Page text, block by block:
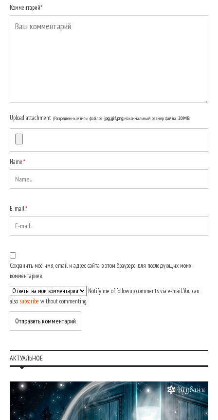
Комментарий*
Upload attachment (Разрешенные типы файлов:jpg, gif, png, максимальный размер файла:20MB.
Name:*
E-mail:*
Сохранить моё имя, email и адрес сайта в этом браузере для последующих моих
комментариев.
Notify me of followup comments via e-mail. You can
also subscribe without commenting.
АКТУАЛЬНОЕ